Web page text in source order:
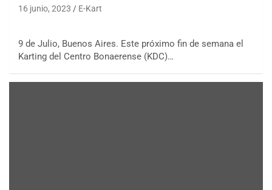
16 junio, 2023 E-Kart
9 de Julio, Buenos Aires. Este próximo fin de semana el
Karting del Centro Bonaerense (KDC)…